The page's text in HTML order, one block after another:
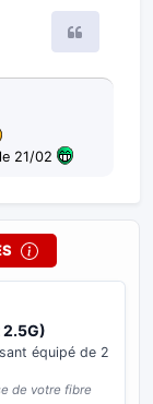
21/02
2.5G)
équipé de 2
de votre fibre